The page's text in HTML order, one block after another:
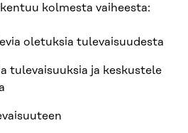
kolmesta vaiheesta:
oletuksia tulevaisuudesta
tulevaisuuksia ja keskustele